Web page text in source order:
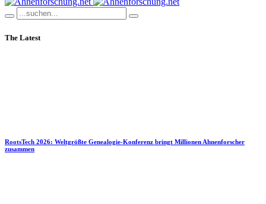
The Latest
RootsTech 2026: Weltgrößte Genealogie-Konferenz bringt Millionen Ahnenforscher
zusammen